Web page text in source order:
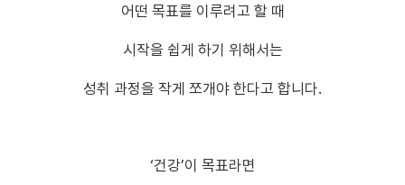
어떤 목표를 이루려고 할 때
시작을 쉽게 하기 위해서는
성취 과정을 작게 쪼개야 한다고 합니다.
‘건강’이 목표라면